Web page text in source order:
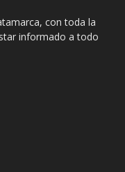
con toda la
informado a todo